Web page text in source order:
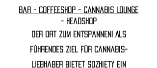
Bar - Coffeeshop - Cannabis Lounge
- Headshop
Der Ort zum Entspannen! Als
führendes Ziel für Cannabis-
Liebhaber bietet Sozhiety ein